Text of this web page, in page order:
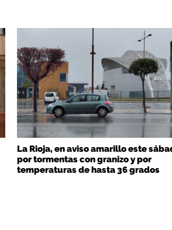
La Rioja, en aviso amarillo este
por tormentas con granizo y por
temperaturas de hasta 36 grados